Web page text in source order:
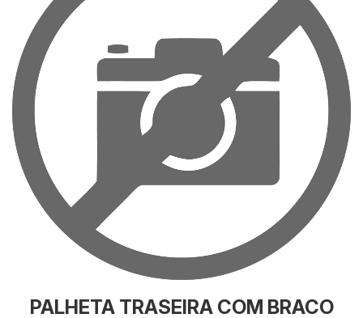
PALHETA TRASEIRA COM BRACO